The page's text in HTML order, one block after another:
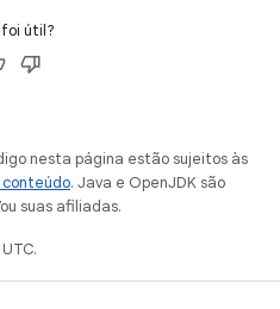
foi útil?
nesta página estão sujeitos às
. Java e OpenJDK são
suas afiliadas.